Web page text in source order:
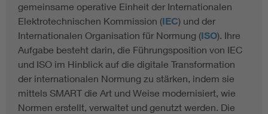
gemeinsame operative Einheit der Internationalen
Elektrotechnischen Kommission (IEC) und der
Internationalen Organisation für Normung (ISO). Ihre
Aufgabe besteht darin, die Führungsposition von IEC
und ISO im Hinblick auf die digitale Transformation
der internationalen Normung zu stärken, indem sie
mittels SMART die Art und Weise modernisiert, wie
Normen erstellt, verwaltet und genutzt werden. Die